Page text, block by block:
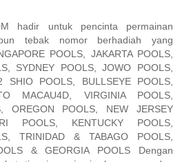
hadir untuk pencinta permainan
tebak nomor berhadiah yang
POOLS, JAKARTA POOLS,
SYDNEY POOLS, JOWO POOLS,
SHIO POOLS, BULLSEYE POOLS,
MACAU4D, VIRGINIA POOLS,
OREGON POOLS, NEW JERSEY
POOLS, KENTUCKY POOLS,
TRINIDAD & TABAGO POOLS,
& GEORGIA POOLS Dengan